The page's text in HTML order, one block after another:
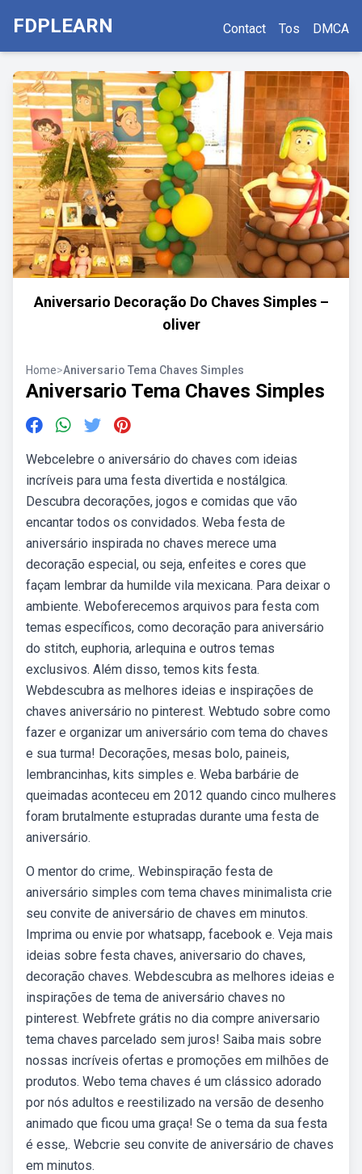
FDPLEARN Contact Tos DMCA
Aniversario Decoração Do Chaves Simples –
oliver
Home>Aniversario Tema Chaves Simples
Aniversario Tema Chaves Simples
Webcelebre o aniversário do chaves com ideias
incríveis para uma festa divertida e nostálgica.
Descubra decorações, jogos e comidas que vão
encantar todos os convidados. Weba festa de
aniversário inspirada no chaves merece uma
decoração especial, ou seja, enfeites e cores que
façam lembrar da humilde vila mexicana. Para deixar o
ambiente. Weboferecemos arquivos para festa com
temas específicos, como decoração para aniversário
do stitch, euphoria, arlequina e outros temas
exclusivos. Além disso, temos kits festa.
Webdescubra as melhores ideias e inspirações de
chaves aniversário no pinterest. Webtudo sobre como
fazer e organizar um aniversário com tema do chaves
e sua turma! Decorações, mesas bolo, paineis,
lembrancinhas, kits simples e. Weba barbárie de
queimadas aconteceu em 2012 quando cinco mulheres
foram brutalmente estupradas durante uma festa de
aniversário.
O mentor do crime,. Webinspiração festa de
aniversário simples com tema chaves minimalista crie
seu convite de aniversário de chaves em minutos.
Imprima ou envie por whatsapp, facebook e. Veja mais
ideias sobre festa chaves, aniversario do chaves,
decoração chaves. Webdescubra as melhores ideias e
inspirações de tema de aniversário chaves no
pinterest. Webfrete grátis no dia compre aniversario
tema chaves parcelado sem juros! Saiba mais sobre
nossas incríveis ofertas e promoções em milhões de
produtos. Webo tema chaves é um clássico adorado
por nós adultos e reestilizado na versão de desenho
animado que ficou uma graça! Se o tema da sua festa
é esse,. Webcrie seu convite de aniversário de chaves
em minutos.